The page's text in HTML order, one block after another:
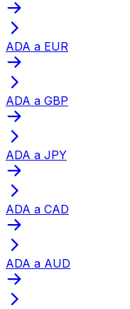
ADA a EUR
ADA a GBP
ADA a JPY
ADA a CAD
ADA a AUD